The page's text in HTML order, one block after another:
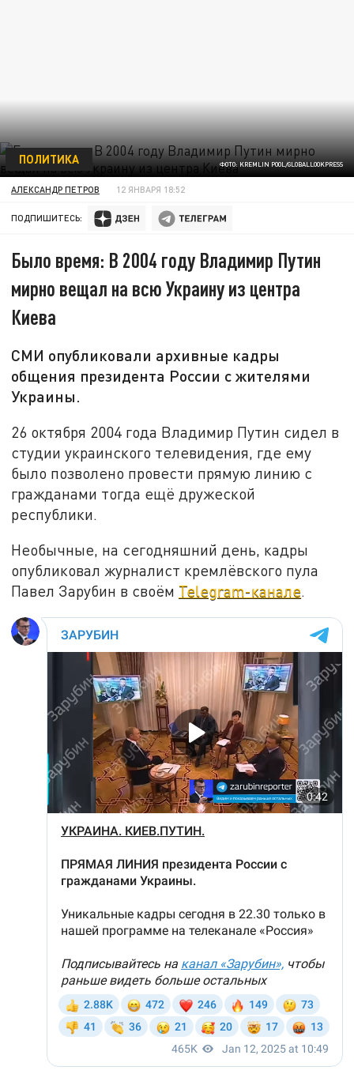
ФОТО: KREMLIN POOL/GLOBALLOOKPRESS
ПОЛИТИКА
АЛЕКСАНДР ПЕТРОВ 12 ЯНВАРЯ 18:52
ПОДПИШИТЕСЬ:
Было время: В 2004 году Владимир Путин
мирно вещал на всю Украину из центра
Киева
СМИ опубликовали архивные кадры
общения президента России с жителями
Украины.
26 октября 2004 года Владимир Путин сидел в
студии украинского телевидения, где ему
было позволено провести прямую линию с
гражданами тогда ещё дружеской
республики.
Необычные, на сегодняшний день, кадры
опубликовал журналист кремлёвского пула
Павел Зарубин в своём Telegram-канале.